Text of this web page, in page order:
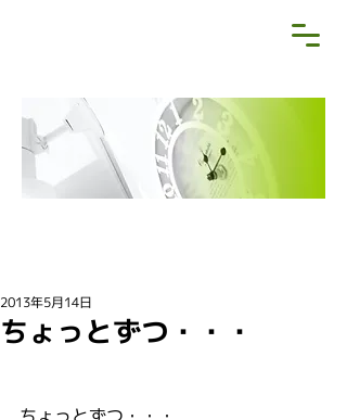
ちょっとずつ・・・
2013年5月14日